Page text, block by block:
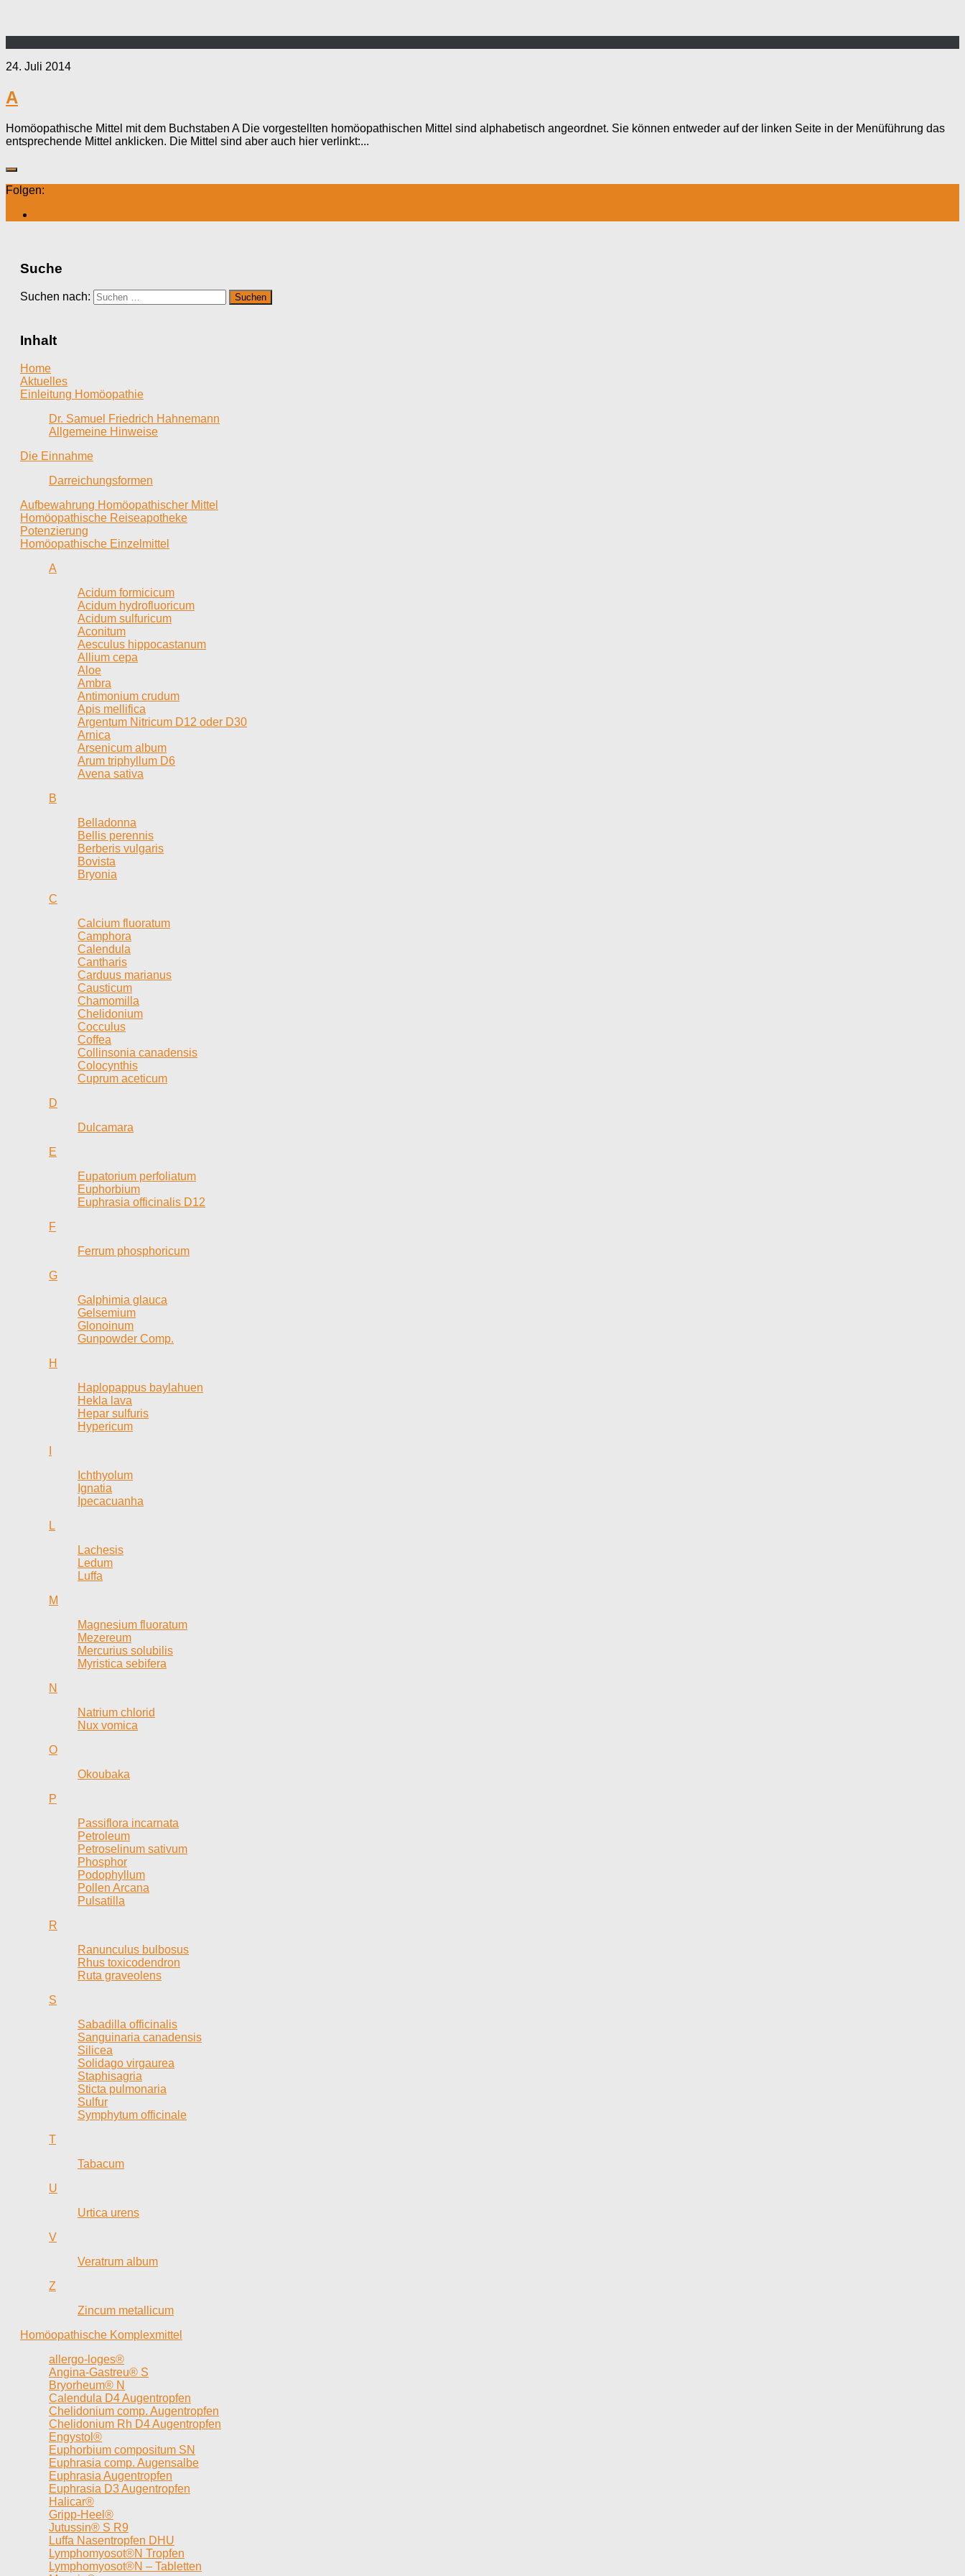
24. Juli 2014
A
Homöopathische Mittel mit dem Buchstaben A Die vorgestellten homöopathischen Mittel sind alphabetisch angeordnet. Sie können entweder auf der linken Seite in der Menüführung das
entsprechende Mittel anklicken. Die Mittel sind aber auch hier verlinkt:...
Folgen:
Suche
Suchen nach:
Inhalt
Home
Aktuelles
Einleitung Homöopathie
Dr. Samuel Friedrich Hahnemann
Allgemeine Hinweise
Die Einnahme
Darreichungsformen
Aufbewahrung Homöopathischer Mittel
Homöopathische Reiseapotheke
Potenzierung
Homöopathische Einzelmittel
A
Acidum formicicum
Acidum hydrofluoricum
Acidum sulfuricum
Aconitum
Aesculus hippocastanum
Allium cepa
Aloe
Ambra
Antimonium crudum
Apis mellifica
Argentum Nitricum D12 oder D30
Arnica
Arsenicum album
Arum triphyllum D6
Avena sativa
B
Belladonna
Bellis perennis
Berberis vulgaris
Bovista
Bryonia
C
Calcium fluoratum
Camphora
Calendula
Cantharis
Carduus marianus
Causticum
Chamomilla
Chelidonium
Cocculus
Coffea
Collinsonia canadensis
Colocynthis
Cuprum aceticum
D
Dulcamara
E
Eupatorium perfoliatum
Euphorbium
Euphrasia officinalis D12
F
Ferrum phosphoricum
G
Galphimia glauca
Gelsemium
Glonoinum
Gunpowder Comp.
H
Haplopappus baylahuen
Hekla lava
Hepar sulfuris
Hypericum
Ichthyolum
Ignatia
Ipecacuanha
L
Lachesis
Ledum
Luffa
M
Magnesium fluoratum
Mezereum
Mercurius solubilis
Myristica sebifera
N
Natrium chlorid
Nux vomica
O
Okoubaka
P
Passiflora incarnata
Petroleum
Petroselinum sativum
Phosphor
Podophyllum
Pollen Arcana
Pulsatilla
R
Ranunculus bulbosus
Rhus toxicodendron
Ruta graveolens
S
Sabadilla officinalis
Sanguinaria canadensis
Silicea
Solidago virgaurea
Staphisagria
Sticta pulmonaria
Sulfur
Symphytum officinale
T
Tabacum
U
Urtica urens
V
Veratrum album
Z
Zincum metallicum
Homöopathische Komplexmittel
allergo-loges®
Angina-Gastreu® S
Bryorheum® N
Calendula D4 Augentropfen
Chelidonium comp. Augentropfen
Chelidonium Rh D4 Augentropfen
Engystol®
Euphorbium compositum SN
Euphrasia comp. Augensalbe
Euphrasia Augentropfen
Euphrasia D3 Augentropfen
Halicar®
Gripp-Heel®
Jutussin® S R9
Luffa Nasentropfen DHU
Lymphomyosot®N Tropfen
Lymphomyosot®N – Tabletten